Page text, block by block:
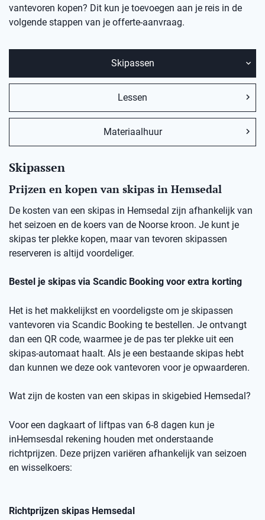
vantevoren kopen? Dit kun je toevoegen aan je reis in de
volgende stappen van je offerte-aanvraag.
Skipassen
Lessen
Materiaalhuur
Skipassen
Prijzen en kopen van skipas in Hemsedal
De kosten van een skipas in Hemsedal zijn afhankelijk van
het seizoen en de koers van de Noorse kroon. Je kunt je
skipas ter plekke kopen, maar van tevoren skipassen
reserveren is altijd voordeliger.
Bestel je skipas via Scandic Booking voor extra korting
Het is het makkelijkst en voordeligste om je skipassen
vantevoren via Scandic Booking te bestellen. Je ontvangt
dan een QR code, waarmee je de pas ter plekke uit een
skipas-automaat haalt. Als je een bestaande skipas hebt
dan kunnen we deze ook vantevoren voor je opwaarderen.
Wat zijn de kosten van een skipas in skigebied Hemsedal ?
Voor een dagkaart of liftpas van 6-8 dagen kun je
inHemsesdal rekening houden met onderstaande
richtprijzen. Deze prijzen variëren afhankelijk van seizoen
en wisselkoers:
Richtprijzen skipas Hemsedal